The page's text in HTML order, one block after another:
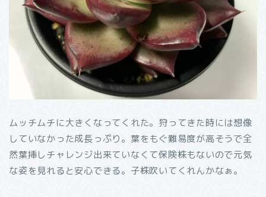
ムッチムチに大きくなってくれた。狩ってきた時には想像
していなかった成長っぷり。葉をもぐ難易度が高そうで全
然葉挿しチャレンジ出来ていなくて保険株もないので元気
な姿を見れると安心できる。子株吹いてくれんかなぁ。